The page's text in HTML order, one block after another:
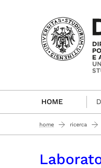
Passa al
HOME
home ricerca